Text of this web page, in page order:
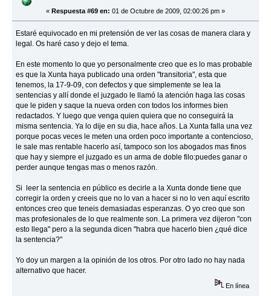
« Respuesta #69 en: 01 de Octubre de 2009, 02:00:26 pm »
Estaré equivocado en mi pretensión de ver las cosas de manera clara y
legal. Os haré caso y dejo el tema.
En este momento lo que yo personalmente creo que es lo mas probable
es que la Xunta haya publicado una orden "transitoria", esta que
tenemos, la 17-9-09, con defectos y que simplemente se lea la
sentencias y allí donde el juzgado le llamó la atención haga las cosas
que le piden y saque la nueva orden con todos los informes bien
redactados. Y luego que venga quien quiera que no conseguirá la
misma sentencia. Ya lo dije en su dia, hace años. La Xunta falla una vez
porque pocas veces le meten una orden poco importante a contencioso,
le sale mas rentable hacerlo así, tampoco son los abogados mas finos
que hay y siempre el juzgado es un arma de doble filo:puedes ganar o
perder aunque tengas mas o menos razón.
Si leer la sentencia en público es decirle a la Xunta donde tiene que
corregir la orden y creeis que no lo van a hacer si no lo ven aquí escrito
entonces creo que teneis demasiadas esperanzas. O yo creo que son
mas profesionales de lo que realmente son. La primera vez dijeron "con
esto llega" pero a la segunda dicen "habra que hacerlo bien ¿qué dice
la sentencia?"
Yo doy un margen a la opinión de los otros. Por otro lado no hay nada
alternativo que hacer.
En línea